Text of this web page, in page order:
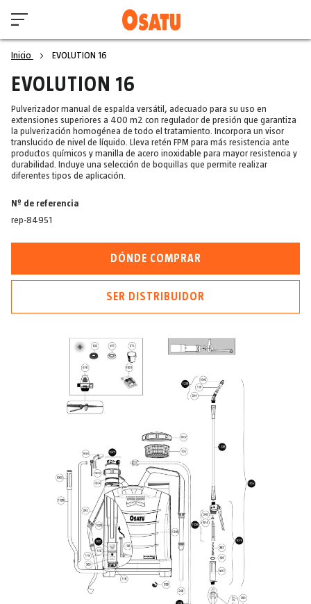
Inicio EVOLUTION 16
EVOLUTION 16
Pulverizador manual de espalda versátil, adecuado para su uso en
extensiones superiores a 400 m2 con regulador de presión que garantiza
la pulverización homogénea de todo el tratamiento. Incorpora un visor
translucido de nivel de líquido. Lleva retén FPM para más resistencia ante
productos químicos y manilla de acero inoxidable para mayor resistencia y
durabilidad. Incluye una selección de boquillas que permite realizar
diferentes tipos de aplicación.
Nº de referencia
rep-84951
DÓNDE COMPRAR
SER DISTRIBUIDOR